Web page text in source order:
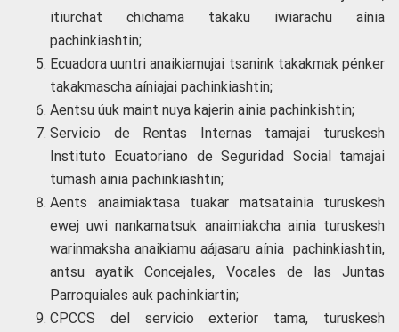
itiurchat chichama takaku iwiarachu aínia
pachinkiashtin;
Ecuadora uuntri anaikiamujai tsanink takakmak pénker
takakmascha aíniajai pachinkiashtin;
Aentsu úuk maint nuya kajerin ainia pachinkishtin;
Servicio de Rentas Internas tamajai turuskesh
Instituto Ecuatoriano de Seguridad Social tamajai
tumash ainia pachinkiashtin;
Aents anaimiaktasa tuakar matsatainia turuskesh
ewej uwi nankamatsuk anaimiakcha ainia turuskesh
warinmaksha anaikiamu aájasaru aínia pachinkiashtin,
antsu ayatik Concejales, Vocales de las Juntas
Parroquiales auk pachinkiartin;
CPCCS del servicio exterior tama, turuskesh